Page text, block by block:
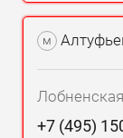
м
+7 (495)